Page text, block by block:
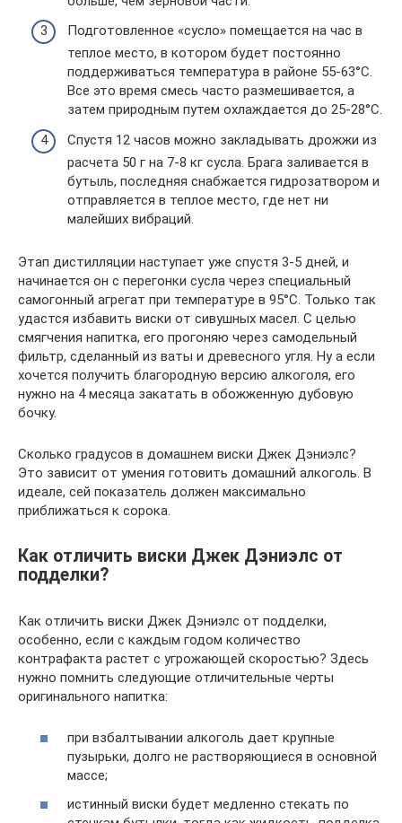
Подготовленное «сусло» помещается на час в
теплое место, в котором будет постоянно
поддерживаться температура в районе 55-63°С.
Все это время смесь часто размешивается, а
затем природным путем охлаждается до 25-28°С.
Спустя 12 часов можно закладывать дрожжи из
расчета 50 г на 7-8 кг сусла. Брага заливается в
бутыль, последняя снабжается гидрозатвором и
отправляется в теплое место, где нет ни
малейших вибраций.
Этап дистилляции наступает уже спустя 3-5 дней, и
начинается он с перегонки сусла через специальный
самогонный агрегат при температуре в 95°С. Только так
удастся избавить виски от сивушных масел. С целью
смягчения напитка, его прогоняю через самодельный
фильтр, сделанный из ваты и древесного угля. Ну а если
хочется получить благородную версию алкоголя, его
нужно на 4 месяца закатать в обожженную дубовую
бочку.
Сколько градусов в домашнем виски Джек Дэниэлс?
Это зависит от умения готовить домашний алкоголь. В
идеале, сей показатель должен максимально
приближаться к сорока.
Как отличить виски Джек Дэниэлс от
подделки?
Как отличить виски Джек Дэниэлс от подделки,
особенно, если с каждым годом количество
контрафакта растет с угрожающей скоростью? Здесь
нужно помнить следующие отличительные черты
оригинального напитка:
при взбалтывании алкоголь дает крупные
пузырьки, долго не растворяющиеся в основной
массе;
истинный виски будет медленно стекать по